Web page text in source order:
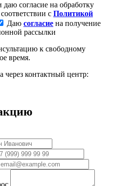
согласие на обработку
с Политикой
Даю согласие на получение
рассылки
к свободному
время.
через контактный центр: